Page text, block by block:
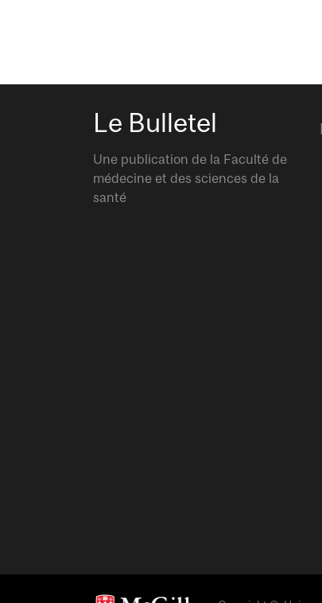
Le Bulletel
Une publication de la Faculté de
médecine et des sciences de la
santé